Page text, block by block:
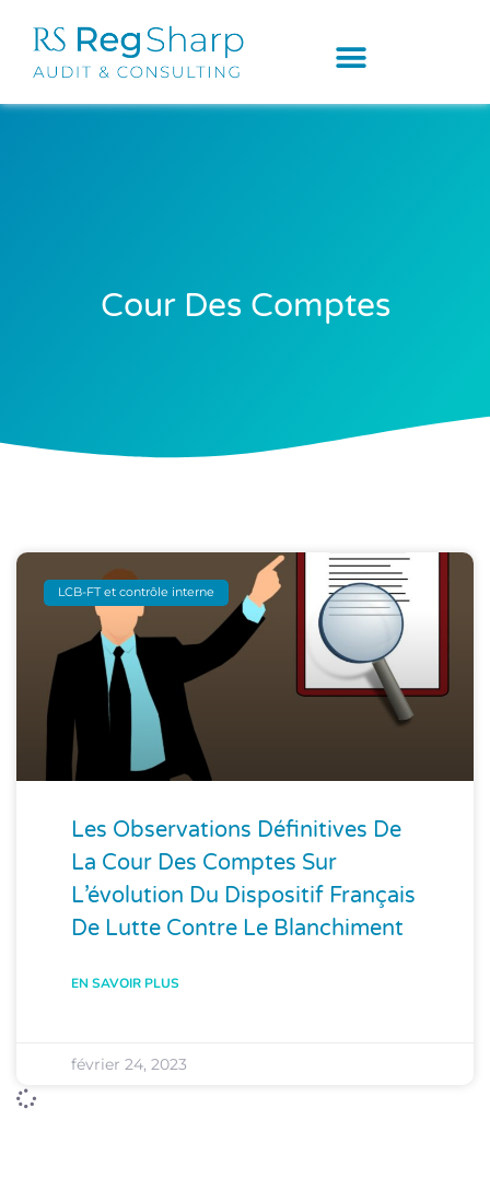
Cour Des Comptes
LCB-FT et contrôle interne
Les Observations Définitives De
La Cour Des Comptes Sur
L’évolution Du Dispositif Français
De Lutte Contre Le Blanchiment
EN SAVOIR PLUS
février 24, 2023